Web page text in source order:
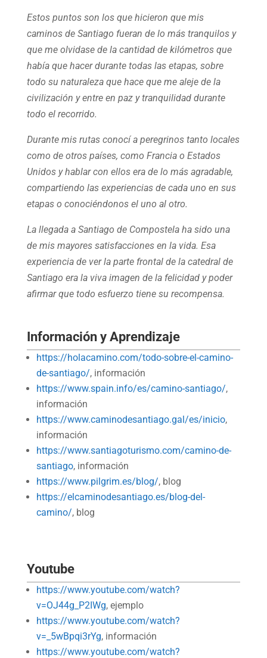
Estos puntos son los que hicieron que mis
caminos de Santiago fueran de lo más tranquilos y
que me olvidase de la cantidad de kilómetros que
había que hacer durante todas las etapas, sobre
todo su naturaleza que hace que me aleje de la
civilización y entre en paz y tranquilidad durante
todo el recorrido.
Durante mis rutas conocí a peregrinos tanto locales
como de otros países, como Francia o Estados
Unidos y hablar con ellos era de lo más agradable,
compartiendo las experiencias de cada uno en sus
etapas o conociéndonos el uno al otro.
La llegada a Santiago de Compostela ha sido una
de mis mayores satisfacciones en la vida. Esa
experiencia de ver la parte frontal de la catedral de
Santiago era la viva imagen de la felicidad y poder
afirmar que todo esfuerzo tiene su recompensa.
Información y Aprendizaje
https://holacamino.com/todo-sobre-el-camino-
de-santiago/, información
https://www.spain.info/es/camino-santiago/,
información
https://www.caminodesantiago.gal/es/inicio,
información
https://www.santiagoturismo.com/camino-de-
santiago, información
https://www.pilgrim.es/blog/, blog
https://elcaminodesantiago.es/blog-del-
camino/, blog
Youtube
https://www.youtube.com/watch?
v=OJ44g_P2IWg, ejemplo
https://www.youtube.com/watch?
v=_5wBpqi3rYg, información
https://www.youtube.com/watch?